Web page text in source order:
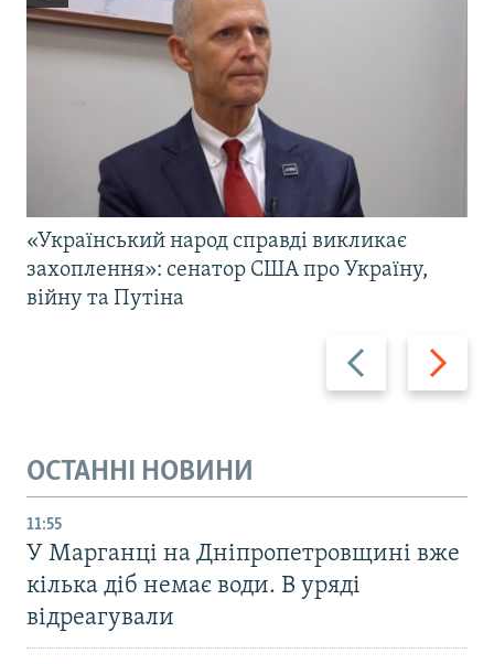
Назад Вперед
«Український народ справді викликає
захоплення»: сенатор США про Україну,
війну та Путіна
ОСТАННІ НОВИНИ
11:55
У Марганці на Дніпропетровщині вже
кілька діб немає води. В уряді
відреагували